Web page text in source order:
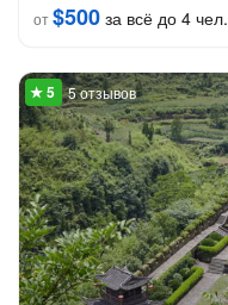
от$500 за всё до 4 чел.
5 отзывов